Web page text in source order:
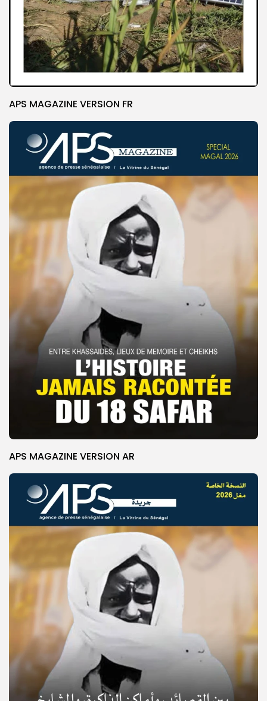
© Copyright 2025, APS
APS MAGAZINE VERSION FR
APS MAGAZINE VERSION AR